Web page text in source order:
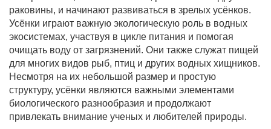
раковины, и начинают развиваться в зрелых усёнков.
Усёнки играют важную экологическую роль в водных
экосистемах, участвуя в цикле питания и помогая
очищать воду от загрязнений. Они также служат пищей
для многих видов рыб, птиц и других водных хищников.
Несмотря на их небольшой размер и простую
структуру, усёнки являются важными элементами
биологического разнообразия и продолжают
привлекать внимание ученых и любителей природы.